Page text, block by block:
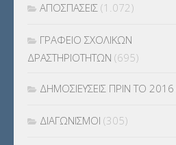
ΑΠΟΣΠΑΣΕΙΣ (1.072)
ΓΡΑΦΕΙΟ ΣΧΟΛΙΚΩΝ
ΔΡΑΣΤΗΡΙΟΤΗΤΩΝ (695)
ΔΗΜΟΣΙΕΥΣΕΙΣ ΠΡΙΝ ΤΟ 2016
ΔΙΑΓΩΝΙΣΜΟΙ (305)